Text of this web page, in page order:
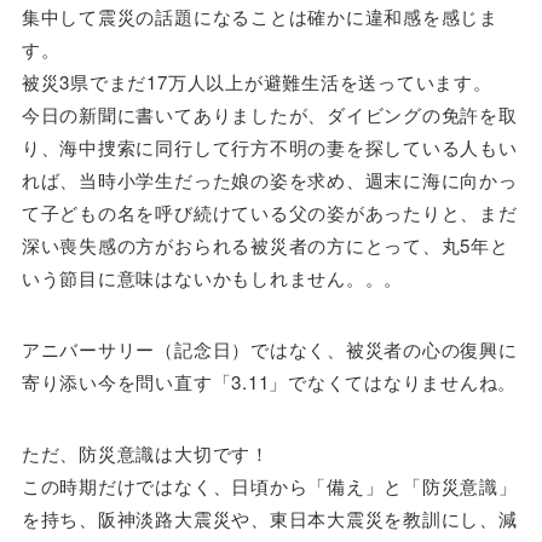
集中して震災の話題になることは確かに違和感を感じま
す。
被災3県でまだ17万人以上が避難生活を送っています。
今日の新聞に書いてありましたが、ダイビングの免許を取
り、海中捜索に同行して行方不明の妻を探している人もい
れば、当時小学生だった娘の姿を求め、週末に海に向かっ
て子どもの名を呼び続けている父の姿があったりと、まだ
深い喪失感の方がおられる被災者の方にとって、丸5年と
いう節目に意味はないかもしれません。。。
アニバーサリー（記念日）ではなく、被災者の心の復興に
寄り添い今を問い直す「3.11」でなくてはなりませんね。
ただ、防災意識は大切です！
この時期だけではなく、日頃から「備え」と「防災意識」
を持ち、阪神淡路大震災や、東日本大震災を教訓にし、減